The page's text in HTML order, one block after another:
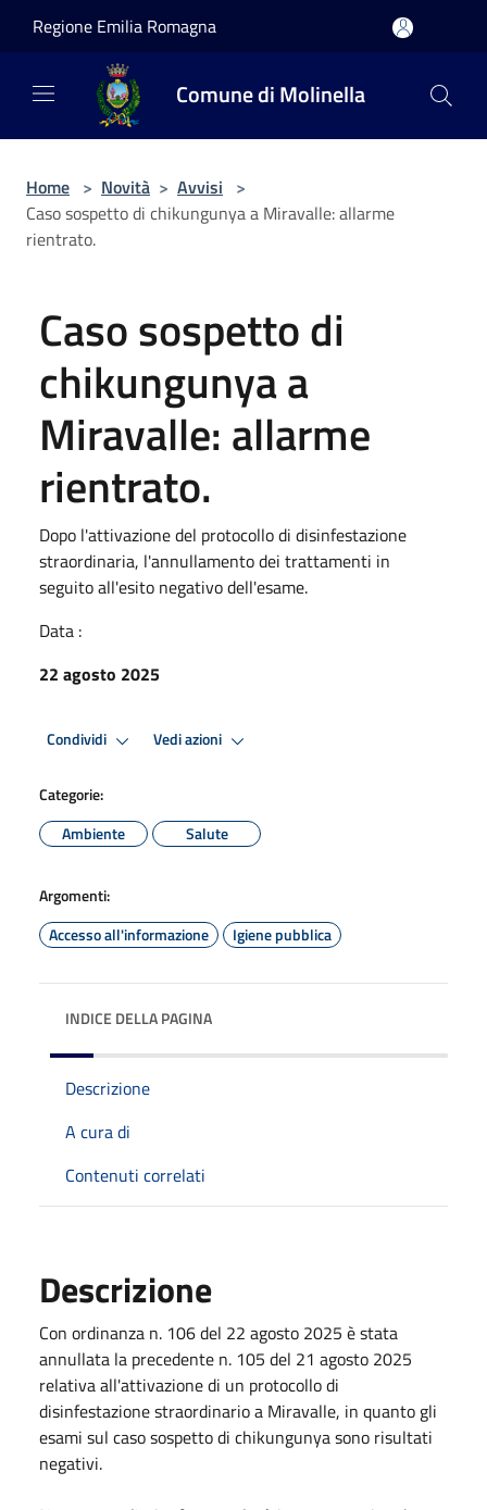
Regione Emilia Romagna
Comune di Molinella
Home > Novità > Avvisi >
Caso sospetto di chikungunya a Miravalle: allarme
rientrato.
Caso sospetto di
chikungunya a
Miravalle: allarme
rientrato.
Dopo l'attivazione del protocollo di disinfestazione
straordinaria, l'annullamento dei trattamenti in
seguito all'esito negativo dell'esame.
Data :
22 agosto 2025
Condividi Vedi azioni
Categorie:
Ambiente
Salute
Argomenti:
Accesso all'informazione
Igiene pubblica
INDICE DELLA PAGINA
Descrizione
A cura di
Contenuti correlati
Descrizione
Con ordinanza n. 106 del 22 agosto 2025 è stata
annullata la precedente n. 105 del 21 agosto 2025
relativa all'attivazione di un protocollo di
disinfestazione straordinario a Miravalle, in quanto gli
esami sul caso sospetto di chikungunya sono risultati
negativi.